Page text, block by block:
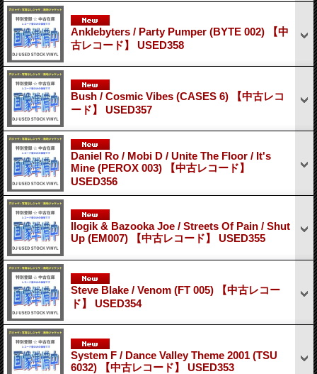
Anklebyters / Party Pumper (BYTE 002) 【中
古レコード】 USED358
Bush / Cosmic Vibes (CASES 6) 【中古レコ
ード】 USED357
Daniel Ro / Mobi D / Unite The Floor / It's
Mine (PEROX 003) 【中古レコード】
USED356
Ilogik & Bazooka Joe / Streets Of Pain / Shut
Up (EM007) 【中古レコード】 USED355
Steve Blake / Venom (FT 005) 【中古レコー
ド】 USED354
System F / Dance Valley Theme 2001 (TSU
6032) 【中古レコード】 USED353